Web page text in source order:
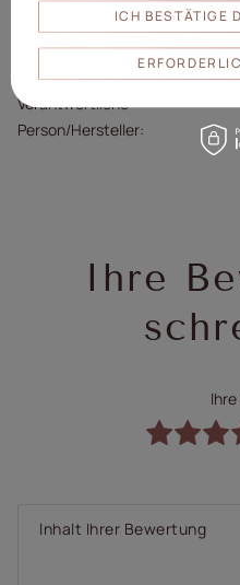
Formel
Verantwortliche
Person/Hersteller
Ihre
Inhalt Ihrer Bewertung
ICH BESTÄTIGE